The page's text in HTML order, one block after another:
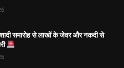
समारोह से लाखों के जेवर और नकदी से